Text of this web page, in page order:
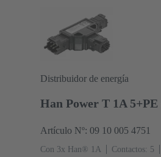
Distribuidor de energía
Han Power T 1A
Artículo Nº: 09 10 005 4751
Con 3x Han® 1A Contactos: 5